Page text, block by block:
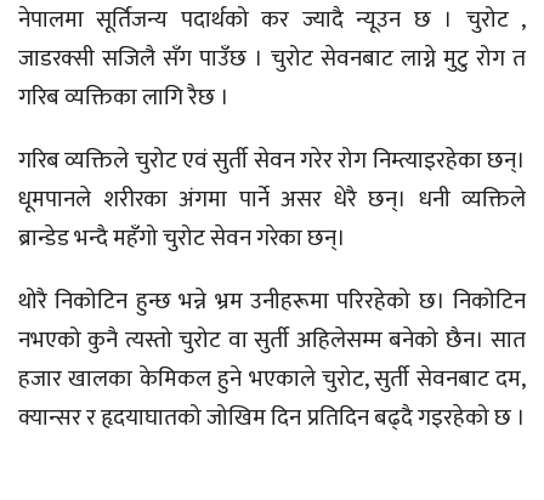
नेपालमा सूर्तिजन्य पदार्थको कर ज्यादै न्यूउन छ । चुरोट ,
जाडरक्सी सजिलै सँग पाउँछ । चुरोट सेवनबाट लाग्ने मुटु रोग त
गरिब व्यक्तिका लागि रैछ ।
गरिब व्यक्तिले चुरोट एवं सुर्ती सेवन गरेर रोग निम्त्याइरहेका छन्।
धूमपानले शरीरका अंगमा पार्ने असर धेरै छन्। धनी व्यक्तिले
ब्रान्डेड भन्दै महँगो चुरोट सेवन गरेका छन्।
थोरै निकोटिन हुन्छ भन्ने भ्रम उनीहरूमा परिरहेको छ। निकोटिन
नभएको कुनै त्यस्तो चुरोट वा सुर्ती अहिलेसम्म बनेको छैन। सात
हजार खालका केमिकल हुने भएकाले चुरोट, सुर्ती सेवनबाट दम,
क्यान्सर र हृदयाघातको जोखिम दिन प्रतिदिन बढ्दै गइरहेको छ ।